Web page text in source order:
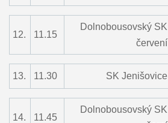
12. 11.15
Dolnobousovský SK
červení
13. 11.30 SK Jenišovice
14. 11.45
Dolnobousovský SK